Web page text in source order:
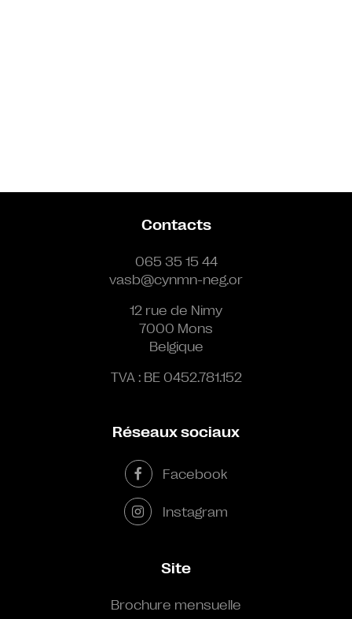
Contacts
065 35 15 44
vasb@cynmn-neg.or
12 rue de Nimy
7000 Mons
Belgique
TVA : BE 0452.781.152
Réseaux sociaux
Facebook
Instagram
Site
Brochure mensuelle